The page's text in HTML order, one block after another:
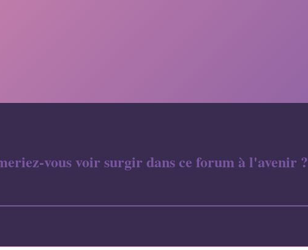
vous voir surgir dans ce forum à l'avenir ?